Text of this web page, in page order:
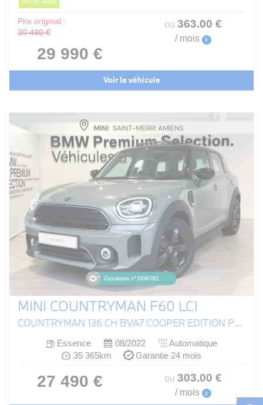
PRIX EN BAISSE
Prix original :
30 490 €
29 990 €
ou 363.00 €
/ mois i
Voir le véhicule
MINI COUNTRYMAN F60 LCI
COUNTRYMAN 136 CH BVA7 COOPER EDITION PREMIUM PLUS
Essence 08/2022
Automatique
35 365km
Garantie 24 mois
27 490 € ou 303.00 €
/ mois i